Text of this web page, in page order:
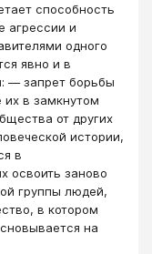
способность
агрессии и
одного
явно и в
— запрет борьбы
в замкнутом
от других
истории,
в
освоить заново
группы людей,
в котором
на